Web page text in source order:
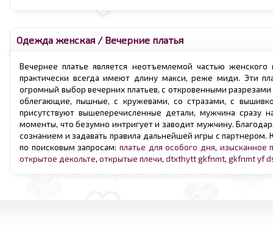
Одежда женская / Вечерние платья
Вечернее платье является неотъемлемой частью
практически всегда имеют длину макси, реже миди. Эти
огромный выбор вечерних платьев, с откровенными
облегающие, пышные, с кружевами, со стразами, с
присутствуют вышеперечисленные детали, мужчина сразу
моменты, что безумно интригует и заводит мужчину.
сознанием и задавать правила дальнейшей игры с партнером.
по поисковым запросам:платье для особого дня, изысканное
открытое декольте, открытые плечи, dtxthytt gkfnmt, gkfnmt yf